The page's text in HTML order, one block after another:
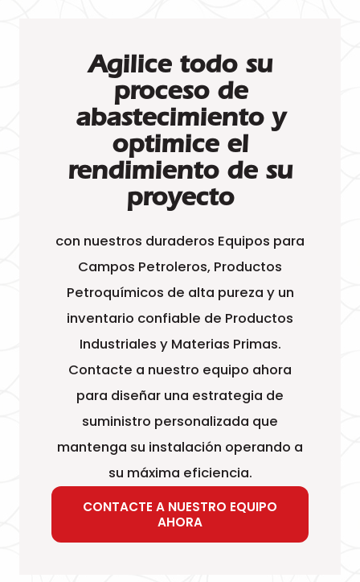
Agilice todo su
proceso de
abastecimiento y
optimice el
rendimiento de su
proyecto
con nuestros duraderos Equipos para
Campos Petroleros, Productos
Petroquímicos de alta pureza y un
inventario confiable de Productos
Industriales y Materias Primas.
Contacte a nuestro equipo ahora
para diseñar una estrategia de
suministro personalizada que
mantenga su instalación operando a
su máxima eficiencia.
CONTACTE A NUESTRO EQUIPO
AHORA